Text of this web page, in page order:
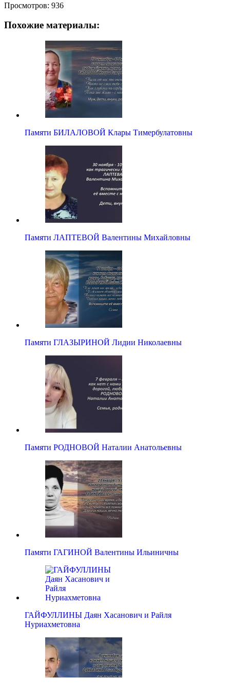
Просмотров: 936
Похожие материалы:
Памяти БИЛАЛОВОЙ Клары Тимербулатовны
Памяти ЛАПТЕВОЙ Валентины Михайловны
Памяти ГЛАЗЫРИНОЙ Лидии Николаевны
Памяти РОДНОВОЙ Наталии Анатольевны
Памяти ГАГИНОЙ Валентины Ильиничны
ГАЙФУЛЛИНЫ Даян Хасанович и Райля
Нуриахметовна